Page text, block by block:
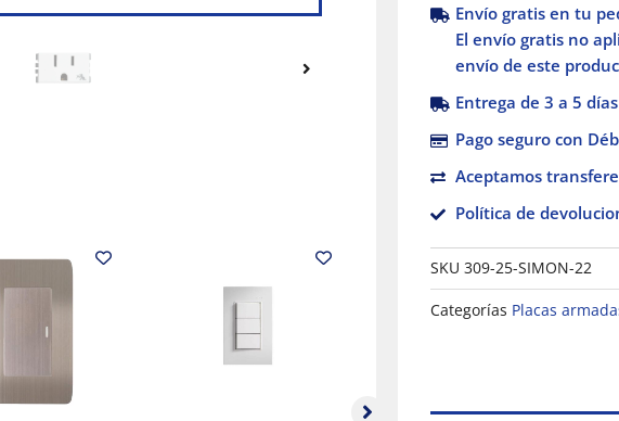
Envío gratis en tu
El envío gratis no
envío de este
Entrega de 3 a 5 días
Pago seguro con
Aceptamos
Política de
SKU 309-25-SIMON-22
Categorías Placas